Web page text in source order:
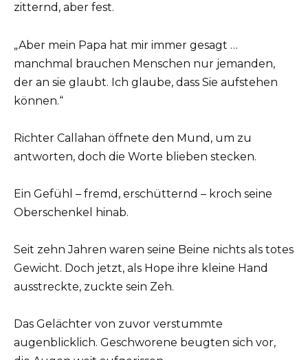
zitternd, aber fest.
„Aber mein Papa hat mir immer gesagt …
manchmal brauchen Menschen nur jemanden,
der an sie glaubt. Ich glaube, dass Sie aufstehen
können.“
Richter Callahan öffnete den Mund, um zu
antworten, doch die Worte blieben stecken.
Ein Gefühl – fremd, erschütternd – kroch seine
Oberschenkel hinab.
Seit zehn Jahren waren seine Beine nichts als totes
Gewicht. Doch jetzt, als Hope ihre kleine Hand
ausstreckte, zuckte sein Zeh.
Das Gelächter von zuvor verstummte
augenblicklich. Geschworene beugten sich vor,